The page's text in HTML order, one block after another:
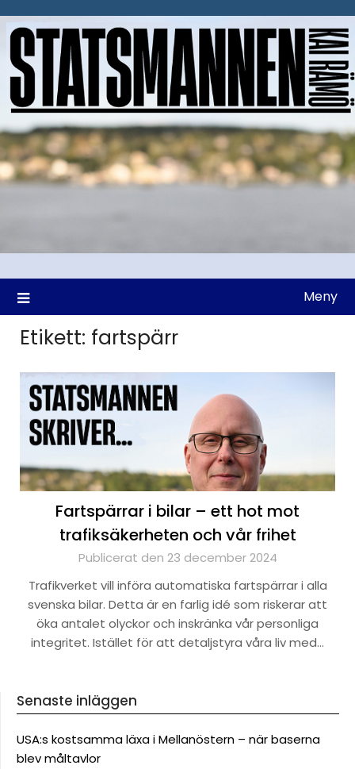
till
Meny
Etikett: fartspärr
Fartspärrar i bilar – ett hot mot
trafiksäkerheten och vår frihet
Publicerat den 23 december 2024
Trafikverket vill införa automatiska fartspärrar i alla
svenska bilar. Detta är en farlig idé som riskerar att
öka antalet olyckor och inskränka vår personliga
integritet. Istället för att detaljstyra våra liv med…
Senaste inläggen
USA:s kostsamma läxa i Mellanöstern – när baserna
blev måltavlor